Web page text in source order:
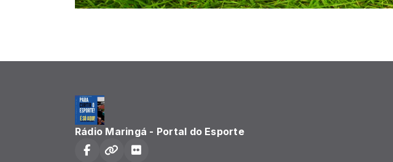
Rádio Maringá - Portal do Esporte